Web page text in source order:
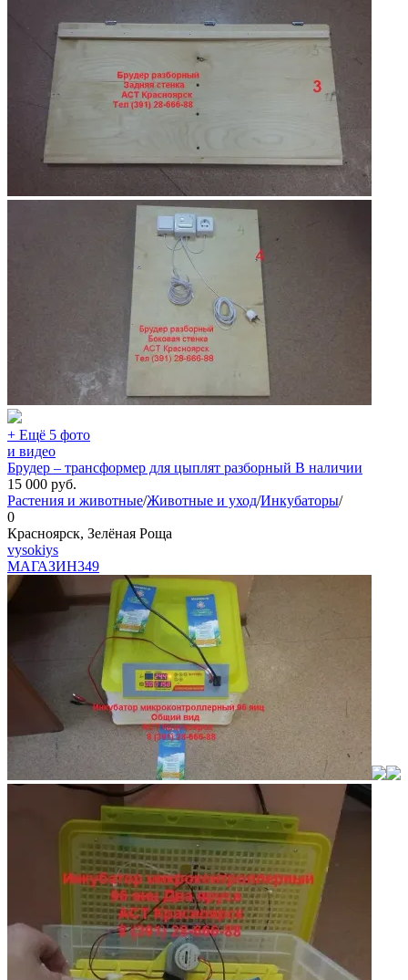
+ Ещё 5 фото
и видео
Брудер – трансформер для цыплят разборный В наличии
15 000 руб.
Растения и животные/Животные и уход/Инкубаторы/
0
Красноярск, Зелёная Роща
vysokiys
МАГАЗИН349